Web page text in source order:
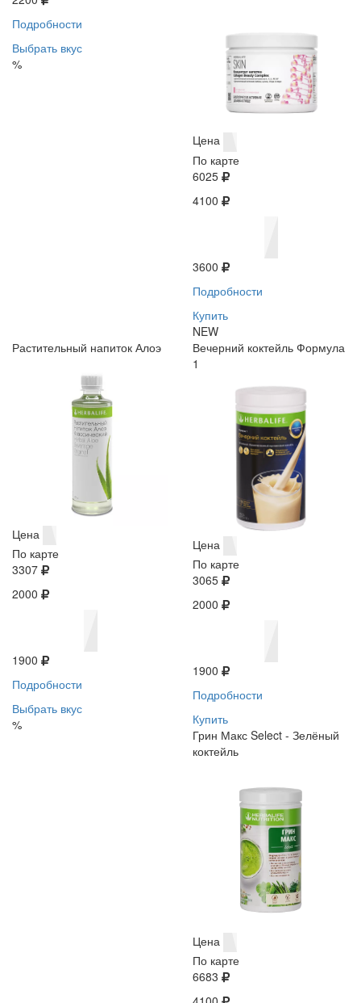
Подробности
Выбрать вкус
%
Цена
По карте
6025
4100
3600
Подробности
Купить
NEW
Растительный напиток Алоэ
Цена
По карте
3307
2000
1900
Подробности
Выбрать вкус
%
Вечерний коктейль Формула
1
Цена
По карте
3065
2000
1900
Подробности
Купить
Грин Макс Select - Зелёный
коктейль
Цена
По карте
6683